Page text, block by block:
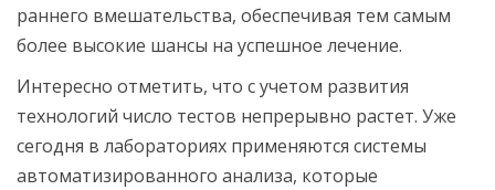
раннего вмешательства, обеспечивая тем самым
более высокие шансы на успешное лечение.
Интересно отметить, что с учетом развития
технологий число тестов непрерывно растет. Уже
сегодня в лабораториях применяются системы
автоматизированного анализа, которые